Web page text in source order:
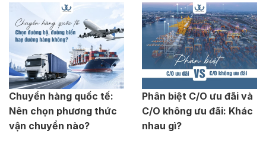
Chuyển hàng quốc tế:
Nên chọn phương thức
vận chuyển nào?
Phân biệt C/O ưu đãi và
C/O không ưu đãi: Khác
nhau gì?